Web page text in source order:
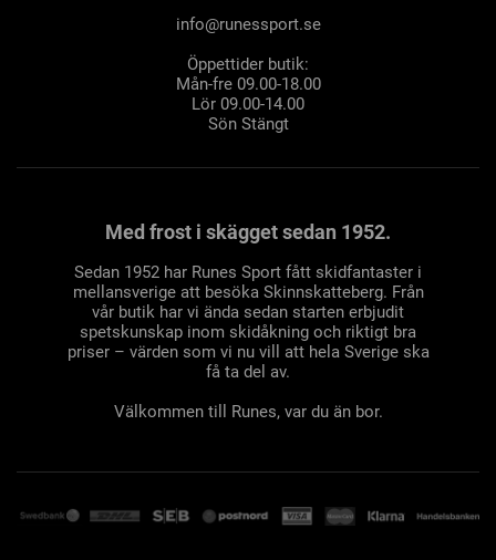
info@runessport.se
Öppettider butik:
Mån-fre 09.00-18.00
Lör 09.00-14.00
Sön Stängt
Med frost i skägget sedan 1952.
Sedan 1952 har Runes Sport fått skidfantaster i
mellansverige att besöka Skinnskatteberg. Från
vår butik har vi ända sedan starten erbjudit
spetskunskap inom skidåkning och riktigt bra
priser – värden som vi nu vill att hela Sverige ska
få ta del av.
Välkommen till Runes, var du än bor.